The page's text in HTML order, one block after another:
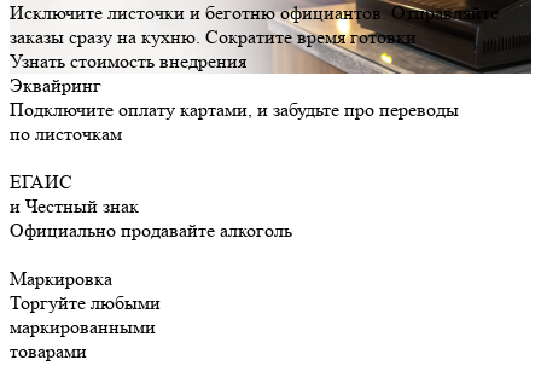
Исключите листочки и беготню официантов. Отправляйте
заказы сразу на кухню. Сократите время готовки
Узнать стоимость внедрения
Эквайринг
Подключите оплату картами, и забудьте про переводы
по листочкам
ЕГАИС
и Честный знак
Официально продавайте алкоголь
Маркировка
Торгуйте любыми
маркированными
товарами